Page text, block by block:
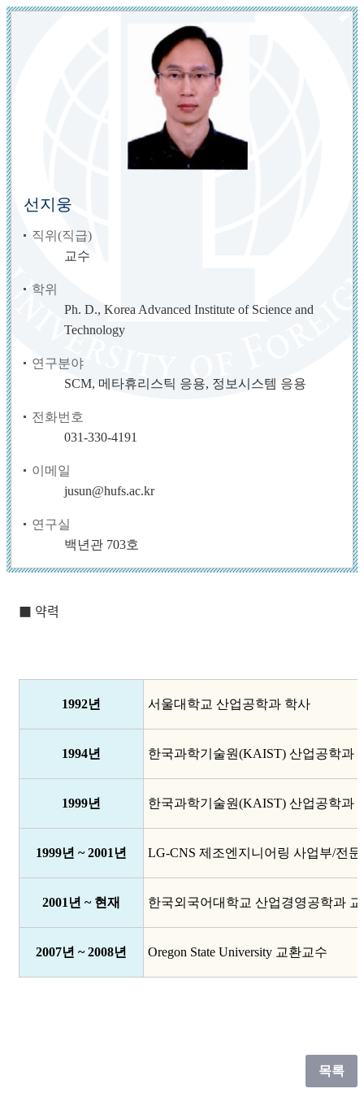
선지웅
직위(직급)
교수
학위
Ph. D., Korea Advanced Institute of Science and
Technology
연구분야
SCM, 메타휴리스틱 응용, 정보시스템 응용
전화번호
031-330-4191
이메일
jusun@hufs.ac.kr
연구실
백년관 703호
■ 약력
1992년 서울대학교 산업공학과 학사
1994년 한국과학기술원(KAIST) 산업공학과
1999년 한국과학기술원(KAIST) 산업공학과
1999년 ~ 2001년 LG-CNS 제조엔지니어링 사업부/전
2001년 ~ 현재 한국외국어대학교 산업경영공학과
2007년 ~ 2008년 Oregon State University 교환교수